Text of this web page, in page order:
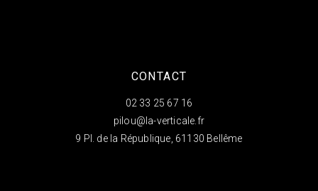
CONTACT
02 33 25 67 16
pilou@la-verticale.fr
9 Pl. de la République, 61130 Bellême